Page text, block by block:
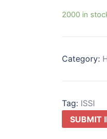
2000 in
Category:
Tag: ISSI
SUBMIT